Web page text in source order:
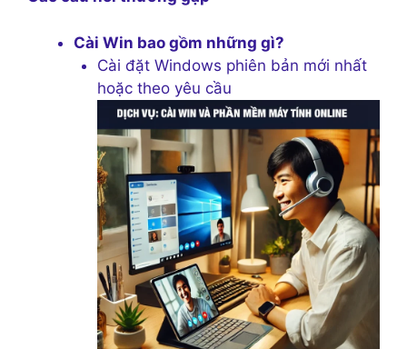
Cài Win bao gồm những gì?
Cài đặt Windows phiên bản mới nhất
hoặc theo yêu cầu